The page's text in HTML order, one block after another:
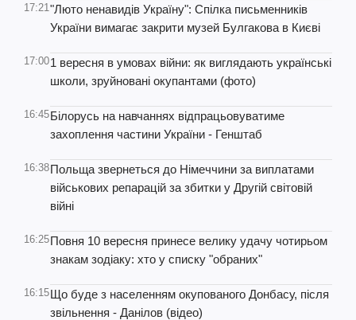
17:21"Люто ненавидів Україну": Спілка письменників
України вимагає закрити музей Булгакова в Києві
17:001 вересня в умовах війни: як виглядають українські
школи, зруйновані окупантами (фото)
16:45Білорусь на навчаннях відпрацьовуватиме
захоплення частини України - Генштаб
16:38Польща звернеться до Німеччини за виплатами
військових репарацій за збитки у Другій світовій
війні
16:25Повня 10 вересня принесе велику удачу чотирьом
знакам зодіаку: хто у списку "обраних"
16:15Що буде з населенням окупованого Донбасу, після
звільнення - Данілов (відео)